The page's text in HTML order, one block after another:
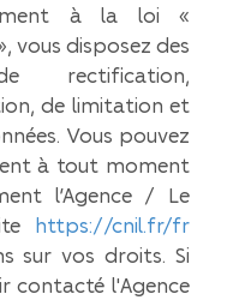
à la loi «
vous disposez des
rectification,
de limitation et
Vous pouvez
à tout moment
l’Agence / Le
https://cnil.fr/fr
sur vos droits. Si
contacté l'Agence